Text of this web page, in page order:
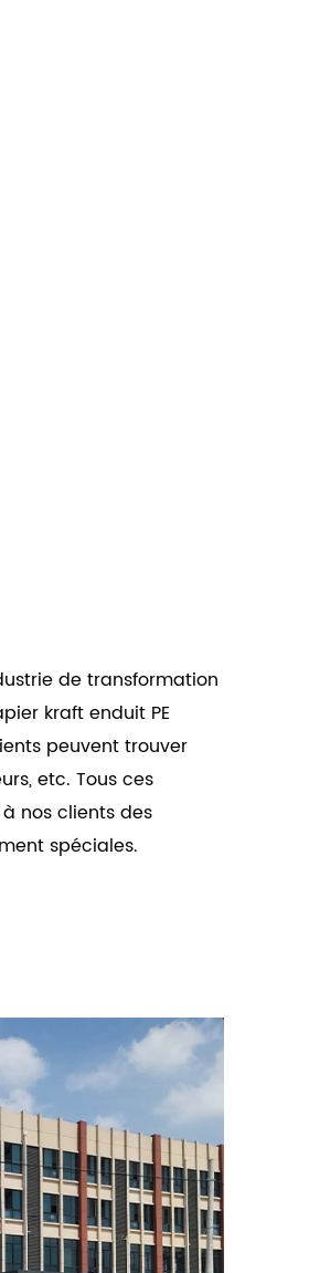
de transformation
kraft enduit PE
peuvent trouver
etc. Tous ces
nos clients des
spéciales.